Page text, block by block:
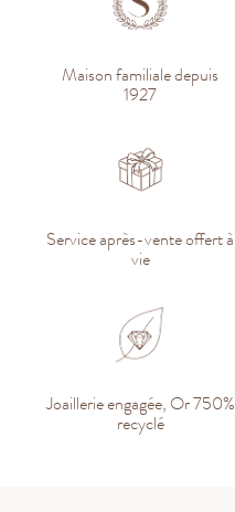
Maison familiale depuis
1927
Service après-vente offert à
vie
Joaillerie engagée, Or 750%
recyclé